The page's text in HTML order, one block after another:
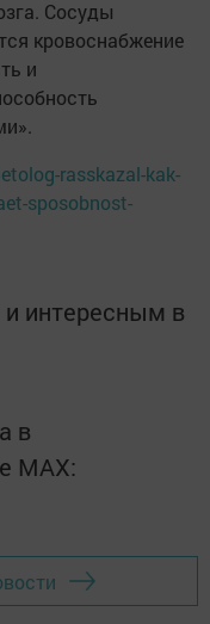
Сосуды
кровоснабжение
и
rasskazal-kak-
sposobnost-
интересным в
в
MАХ: